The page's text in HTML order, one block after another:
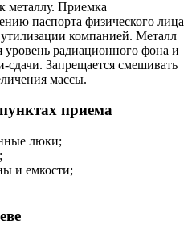
металлу. Приемка
паспорта физического лица
компанией. Металл
уровень радиационного фона и
сдачи. Запрещается смешивать
массы.
приема
люки;
и емкости;